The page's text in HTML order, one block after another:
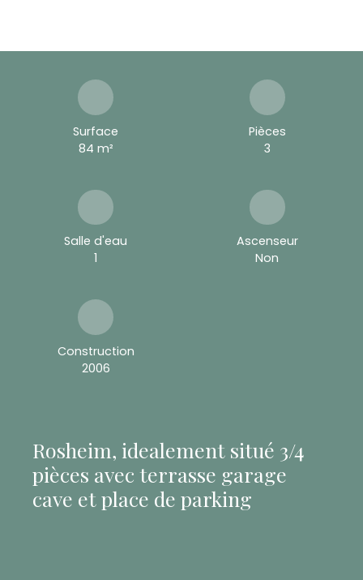
Surface
84 m²
Pièces
3
Salle d'eau
1
Ascenseur
Non
Construction
2006
Rosheim, idealement situé 3/4
pièces avec terrasse garage
cave et place de parking